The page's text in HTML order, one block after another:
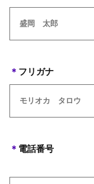
＊ フリガナ
＊ 電話番号